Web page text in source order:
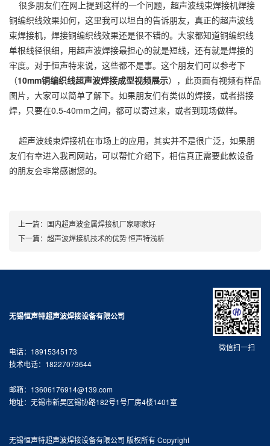
很多朋友们在网上提到这样的一个问题，超声波线束焊接机焊接
铜编织线效果如何，这里我可以坦白的告诉朋友，真正的超声波线
束焊接机，焊接铜编织线效果还是很不错的。大家都知道铜编织线
单根线径很细，用超声波焊接最担心的就是短线，还有就是焊接的
牢度。对于恒声特来说，这些都不是事。这个朋友们可以参考下
（10mm铜编织线超声波焊接成型视频展示），此页面有视频有样品
图片，大家可以简单了解下。如果朋友们有类似的焊接，或者搭接
焊，只要在0.5-40mm之间，都可以寄过来，或者到现场做样。
超声波线束焊接机在市场上的应用，其实并不是很广泛，如果朋
友们有幸进入我司网站，可以帮忙介绍下，相信真正需要此款设备
的朋友会非常感谢您的。
上一篇： 国内超声波金属焊接机厂家哪家好
下一篇： 超声波焊接机技术的优势 恒声特浅析
微信扫一扫
无锡恒声特超声波焊接设备有限公司
电话：18915345173
技术电话：18227073644
邮箱：13606176914@139.com
地址：无锡市新吴区锡协路182号1号厂房4楼1401室
无锡恒声特超声波焊接设备有限公司 版权所有 Copyright